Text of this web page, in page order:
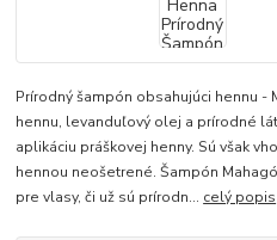
Prírodný šampón obsahujúci hennu -
hennu, levanduľový olej a prírodné
aplikáciu práškovej henny. Sú však
hennou neošetrené. Šampón
pre vlasy, či už sú prírodn... celý popis